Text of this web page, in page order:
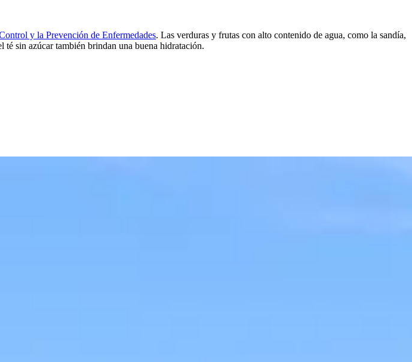
y la Prevención de Enfermedades. Las verduras y frutas con alto contenido de agua, como la sandía,
sin azúcar también brindan una buena hidratación.